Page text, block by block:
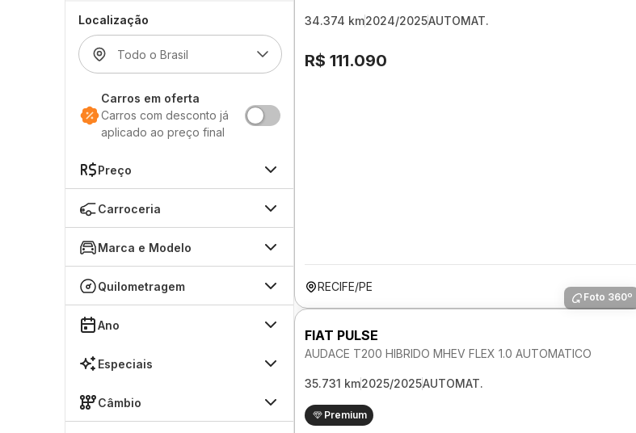
Localização
Carros em oferta
Carros com desconto já
aplicado ao preço final
Preço
Carroceria
Marca e Modelo
Quilometragem
Ano
Especiais
Câmbio
34.374 km2024/2025AUTOMAT.
R$ 111.090
RECIFE/PE
Foto 360º
FIAT PULSE
AUDACE T200 HIBRIDO MHEV FLEX 1.0 AUTOMATICO
35.731 km2025/2025AUTOMAT.
Premium